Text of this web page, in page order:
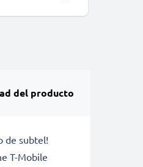
del producto
de subtel!
T-Mobile